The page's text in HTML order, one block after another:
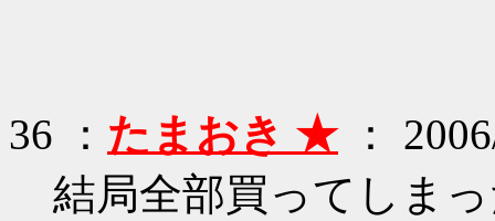
36 ： たまおき ★：
結局全部買ってしま